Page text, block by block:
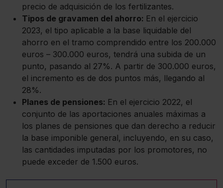
precio de adquisición de los fertilizantes.
Tipos de gravamen del ahorro: En el ejercicio
2023, el tipo aplicable a la base liquidable del
ahorro en el tramo comprendido entre los 200.000
euros – 300.000 euros, tendrá una subida de un
punto, pasando al 27%. A partir de 300.000 euros,
el incremento es de dos puntos más, llegando al
28%.
Planes de pensiones: En el ejercicio 2022, el
conjunto de las aportaciones anuales máximas a
los planes de pensiones que dan derecho a reducir
la base imponible general, incluyendo, en su caso,
las cantidades imputadas por los promotores, no
puede exceder de 1.500 euros.